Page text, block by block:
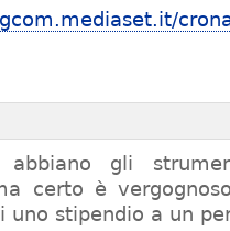
abbiano gli
certo è
uno stipendio a un